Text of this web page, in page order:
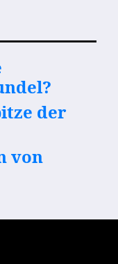
der
von